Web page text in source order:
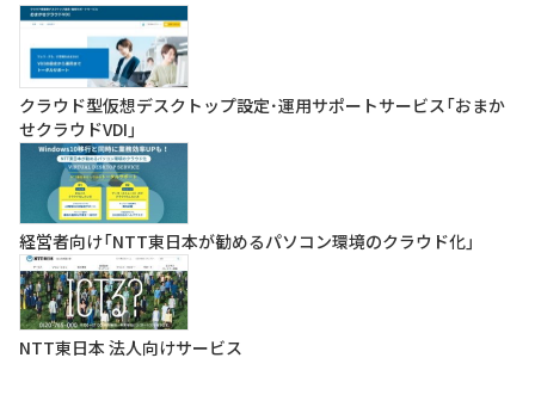
クラウド型仮想デスクトップ設定･運用サポートサービス「おまか
せクラウドVDI」
経営者向け「NTT東日本が勧めるパソコン環境のクラウド化」
NTT東日本 法人向けサービス